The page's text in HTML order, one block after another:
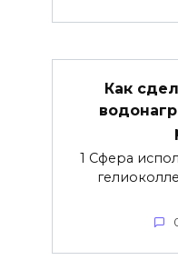
Как
1 Сфера